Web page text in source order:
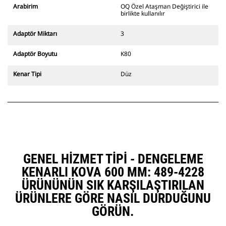
açmaya uygun genişlikte ataşman
CW Özel Ataşman Değiştirici
hızlı ataşman değiştirici
Ataşman Değiştiricilerde bulunan
CW Özel Ataşman Değiştiriciler,
Arabirim
OQ Özel Ataşman Değiştirici ile
birlikte kullanılır
Adaptör Miktarı 3
Adaptör Boyutu K80
Kenar Tipi Düz
GENEL HIZMET TIPI - DENGELEME
KENARLI KOVA 600 MM: 489-4228
ÜRÜNÜNÜN SIK KARŞILAŞTIRILAN
ÜRÜNLERE GÖRE NASIL DURDUĞUNU
GÖRÜN.